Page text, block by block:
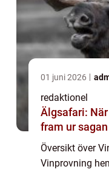
01 juni 2026
redaktionel
Älgsafari:
fram ur sagan
Översikt över
Vinprovning